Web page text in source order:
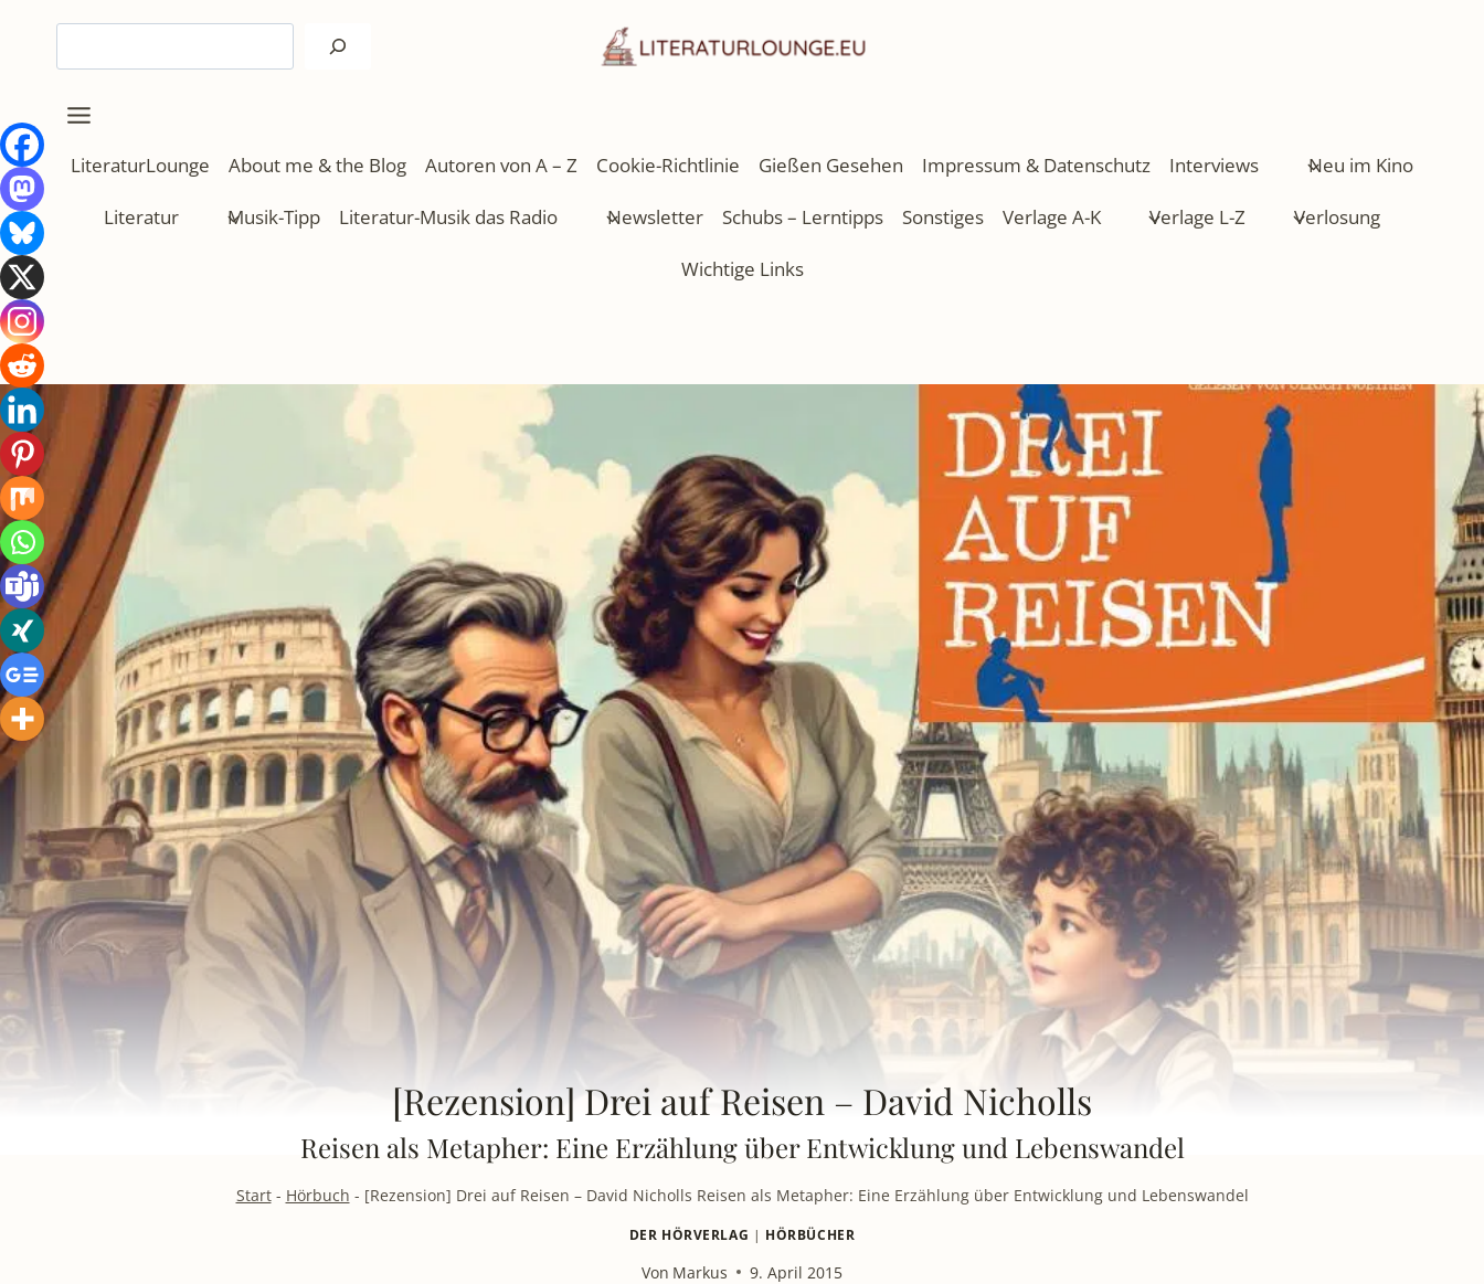
springen
LiteraturLounge About me & the Blog Autoren von A – Z Cookie-Richtlinie Gießen Gesehen Impressum & Datenschutz Interviews Neu im Kino
Literatur Musik-Tipp Literatur-Musik das Radio Newsletter Schubs – Lerntipps Sonstiges Verlage A-K Verlage L-Z Verlosung
Wichtige Links
[Rezension] Drei auf Reisen – David Nicholls
Reisen als Metapher: Eine Erzählung über Entwicklung und Lebenswandel
Start- Hörbuch - [Rezension] Drei auf Reisen – David Nicholls Reisen als Metapher: Eine Erzählung über Entwicklung und Lebenswandel
DER HÖRVERLAG | HÖRBÜCHER
Von Markus 9. April 2015